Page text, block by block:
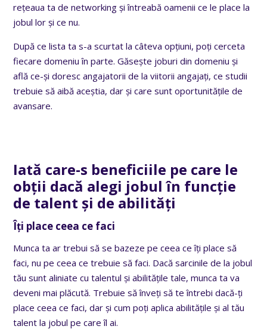
rețeaua ta de networking și întreabă oamenii ce le place la
jobul lor și ce nu.
După ce lista ta s-a scurtat la câteva opțiuni, poți cerceta
fiecare domeniu în parte. Găsește joburi din domeniu și
află ce-și doresc angajatorii de la viitorii angajați, ce studii
trebuie să aibă aceștia, dar și care sunt oportunitățile de
avansare.
Iată care-s beneficiile pe care le
obții dacă alegi jobul în funcție
de talent și de abilități
Îți place ceea ce faci
Munca ta ar trebui să se bazeze pe ceea ce îți place să
faci, nu pe ceea ce trebuie să faci. Dacă sarcinile de la jobul
tău sunt aliniate cu talentul și abilitățile tale, munca ta va
deveni mai plăcută. Trebuie să înveți să te întrebi dacă-ți
place ceea ce faci, dar și cum poți aplica abilitățile și al tău
talent la jobul pe care îl ai.